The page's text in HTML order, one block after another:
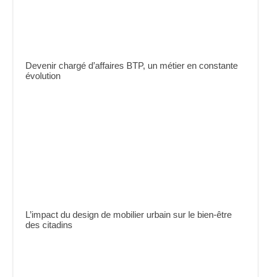
Devenir chargé d’affaires BTP, un métier en constante
évolution
L’impact du design de mobilier urbain sur le bien-être
des citadins